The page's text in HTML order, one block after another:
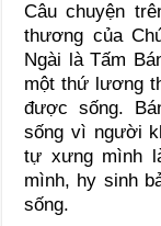
Câu chuyện
thương của
Ngài là Tấm
một thứ lương
được sống.
sống vì người
tự xưng mình
mình, hy sinh
sống.